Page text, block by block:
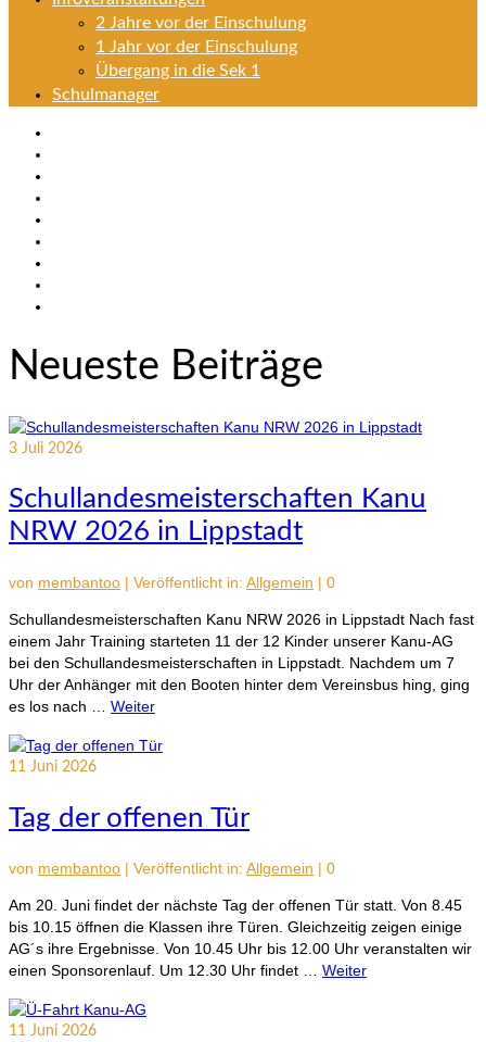
2 Jahre vor der Einschulung
1 Jahr vor der Einschulung
Übergang in die Sek 1
Schulmanager
Neueste Beiträge
3 Juli 2026
Schullandesmeisterschaften Kanu
NRW 2026 in Lippstadt
von membantoo | Veröffentlicht in: Allgemein | 0
Schullandesmeisterschaften Kanu NRW 2026 in Lippstadt Nach fast
einem Jahr Training starteten 11 der 12 Kinder unserer Kanu-AG
bei den Schullandesmeisterschaften in Lippstadt. Nachdem um 7
Uhr der Anhänger mit den Booten hinter dem Vereinsbus hing, ging
es los nach … Weiter
11 Juni 2026
Tag der offenen Tür
von membantoo | Veröffentlicht in: Allgemein | 0
Am 20. Juni findet der nächste Tag der offenen Tür statt. Von 8.45
bis 10.15 öffnen die Klassen ihre Türen. Gleichzeitig zeigen einige
AG´s ihre Ergebnisse. Von 10.45 Uhr bis 12.00 Uhr veranstalten wir
einen Sponsorenlauf. Um 12.30 Uhr findet … Weiter
11 Juni 2026